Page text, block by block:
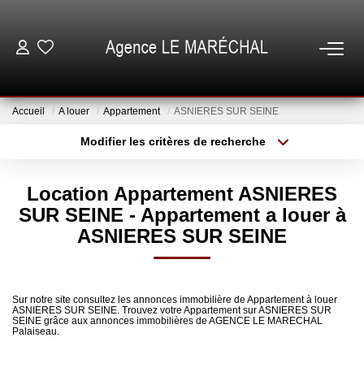
ESTIMATION
ESPACE CLIENT
Accueil A louer Appartement ASNIERES SUR SEINE
Modifier les critères de recherche
Sélectionnez...
Type de bien
Surface min
Location Appartement ASNIERES
SUR SEINE - Appartement a louer à
ASNIERES SUR SEINE
Sur notre site consultez les annonces immobilière de Appartement à louer
ASNIERES SUR SEINE. Trouvez votre Appartement sur ASNIERES SUR
SEINE grâce aux annonces immobilières de AGENCE LE MARECHAL
Palaiseau.